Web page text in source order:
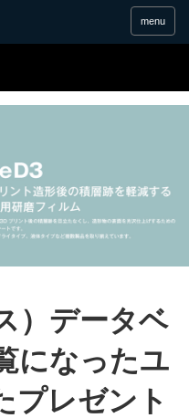
menu
）データベ
になったユ
プレゼント